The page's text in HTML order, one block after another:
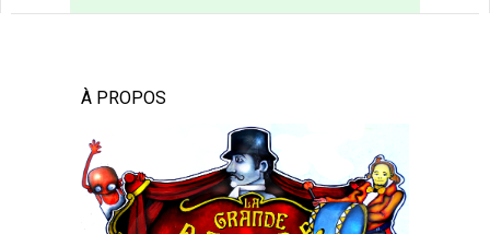
À PROPOS